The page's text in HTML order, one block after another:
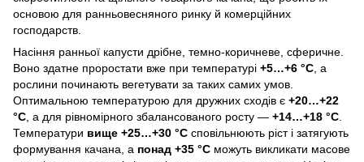
основою для ранньовесняного ринку й комерційних
господарств.
Насіння ранньої капусти дрібне, темно-коричневе, сферичне.
Воно здатне проростати вже при температурі +5…+6 °C, а
рослини починають вегетувати за таких самих умов.
Оптимальною температурою для дружних сходів є +20…+22
°C, а для рівномірного збалансованого росту — +14…+18 °C.
Температури вище +25…+30 °C сповільнюють ріст і затягують
формування качана, а понад +35 °C можуть викликати масове